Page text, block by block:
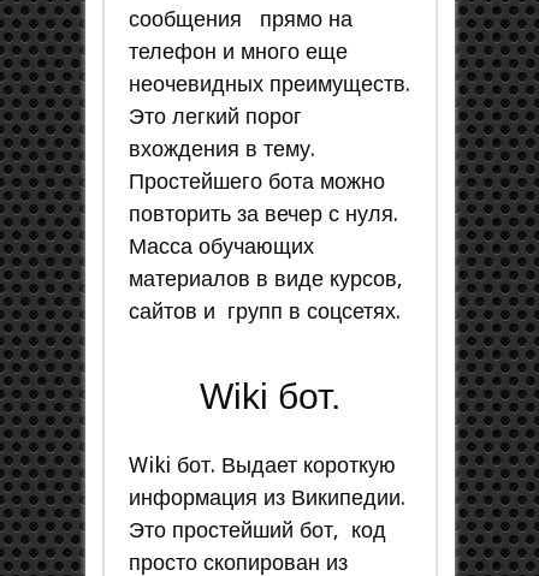
сообщения прямо на
телефон и много еще
неочевидных преимуществ.
Это легкий порог
вхождения в тему.
Простейшего бота можно
повторить за вечер с нуля.
Масса обучающих
материалов в виде курсов,
сайтов и групп в соцсетях.
Wiki бот.
Wiki бот. Выдает короткую
информация из Википедии.
Это простейший бот, код
просто скопирован из